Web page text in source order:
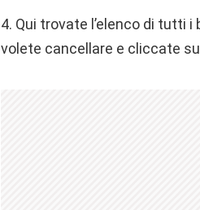
4. Qui trovate l’elenco di tutti
volete cancellare e cliccate